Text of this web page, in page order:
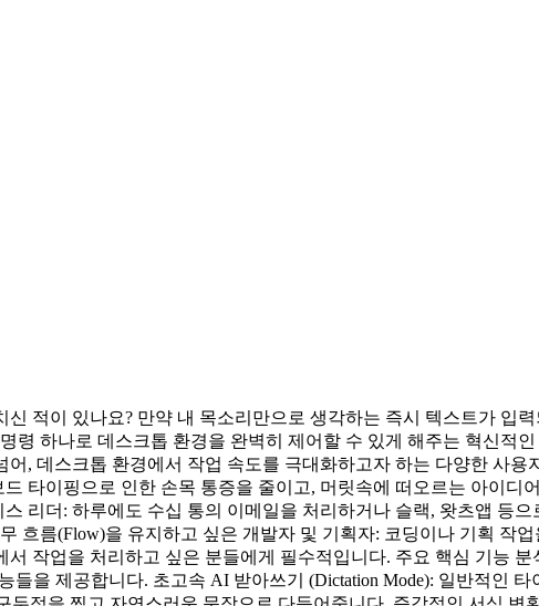
적이 있나요? 만약 내 목소리만으로 생각하는 즉시 텍스트가 입
하나로 데스크톱 환경을 완벽히 제어할 수 있게 해주는 혁신적인
, 데스크톱 환경에서 작업 속도를 극대화하고자 하는 다양한 사용
타이핑으로 인한 손목 통증을 줄이고, 머릿속에 떠오르는 아이디
리더: 하루에도 수십 통의 이메일을 처리하거나 슬랙, 왓츠앱 등으
흐름(Flow)을 유지하고 싶은 개발자 및 기획자: 코딩이나 기획 작
작업을 처리하고 싶은 분들에게 필수적입니다. 주요 핵심 기능 분
을 제공합니다. 초고속 AI 받아쓰기 (Dictation Mode): 일반적인 타